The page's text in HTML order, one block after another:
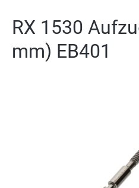
RX 1530
mm) EB401